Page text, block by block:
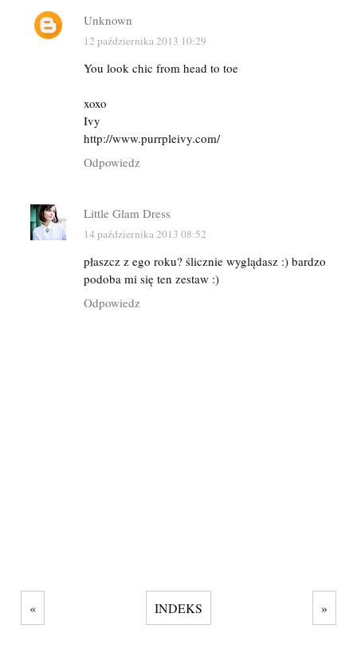
Unknown
12 października 2013 10:29
You look chic from head to toe
xoxo
Ivy
http://www.purrpleivy.com/
Odpowiedz
Little Glam Dress
14 października 2013 08:52
płaszcz z ego roku? ślicznie wyglądasz :) bardzo
podoba mi się ten zestaw :)
Odpowiedz
« INDEKS »